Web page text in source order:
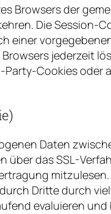
Browsers der
Die Session-
einer
jederzeit
Cookies
Daten
das SSL-
Dritte durch
evaluieren